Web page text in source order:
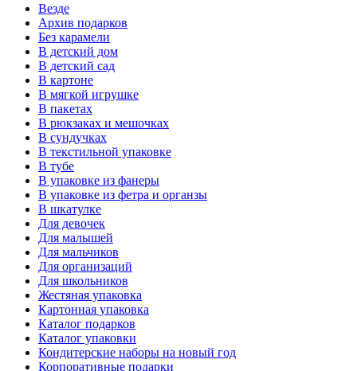
Везде
Архив подарков
Без карамели
В детский дом
В детский сад
В картоне
В мягкой игрушке
В пакетах
В рюкзаках и мешочках
В сундучках
В текстильной упаковке
В тубе
В упаковке из фанеры
В упаковке из фетра и органзы
В шкатулке
Для девочек
Для малышей
Для мальчиков
Для организаций
Для школьников
Жестяная упаковка
Картонная упаковка
Каталог подарков
Каталог упаковки
Кондитерские наборы на новый год
Корпоративные подарки